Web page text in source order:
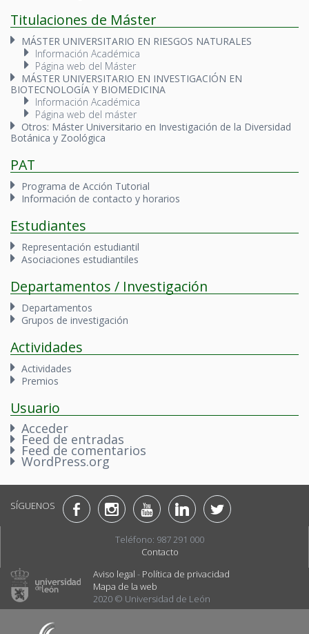
Titulaciones de Máster
MÁSTER UNIVERSITARIO EN RIESGOS NATURALES
Información Académica
Página web del Máster
MÁSTER UNIVERSITARIO EN INVESTIGACIÓN EN
BIOTECNOLOGÍA Y BIOMEDICINA
Información Académica
Página web del máster
Otros: Máster Universitario en Investigación de la Diversidad
Botánica y Zoológica
PAT
Programa de Acción Tutorial
Información de contacto y horarios
Estudiantes
Representación estudiantil
Asociaciones estudiantiles
Departamentos / Investigación
Departamentos
Grupos de investigación
Actividades
Actividades
Premios
Usuario
Acceder
Feed de entradas
Feed de comentarios
WordPress.org
SÍGUENOS
Teléfono: 987 291 000
Contacto
Aviso legal - Política de privacidad
Mapa de la web
2020 © Universidad de León